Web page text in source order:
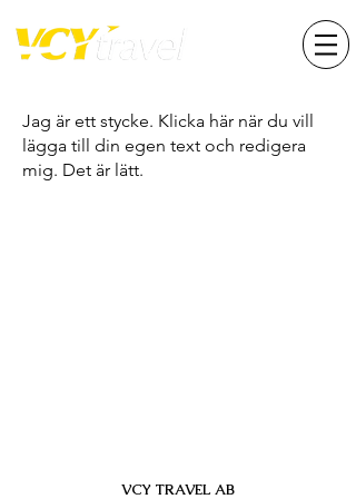
Jag är ett stycke. Klicka här när du vill
lägga till din egen text och redigera
mig. Det är lätt.
VCY TRAVEL AB